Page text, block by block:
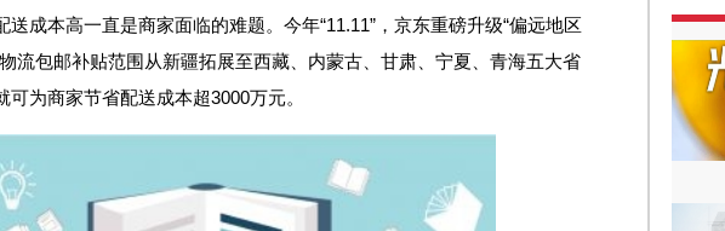
送成本高一直是商家面临的难题。今年“11.11”，京东重磅升级“偏远地区
流包邮补贴范围从新疆拓展至西藏、内蒙古、甘肃、宁夏、青海五大省
为商家节省配送成本超3000万元。